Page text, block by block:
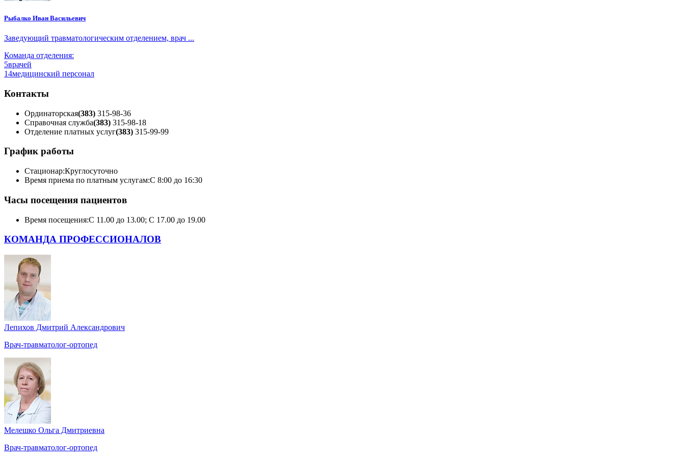
Рыбалко Иван Васильевич
Заведующий травматологическим отделением, врач ...
Команда отделения:
5врачей
14медицинский персонал
Контакты
Ординаторская(383) 315-98-36
Справочная служба(383) 315-98-18
Отделение платных услуг(383) 315-99-99
График работы
Стационар:Круглосуточно
Время приема по платным услугам:С 8:00 до 16:30
Часы посещения пациентов
Время посещения:С 11.00 до 13.00; С 17.00 до 19.00
КОМАНДА ПРОФЕССИОНАЛОВ
Лепихов Дмитрий Александрович
Врач-травматолог-ортопед
Мелешко Ольга Дмитриевна
Врач-травматолог-ортопед